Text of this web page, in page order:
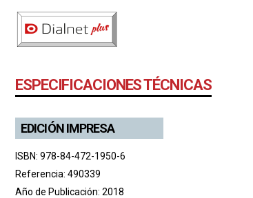
Compartir
ESPECIFICACIONES TÉCNICAS
EDICIÓN IMPRESA
ISBN: 978-84-472-1950-6
Referencia: 490339
Año de Publicación: 2018